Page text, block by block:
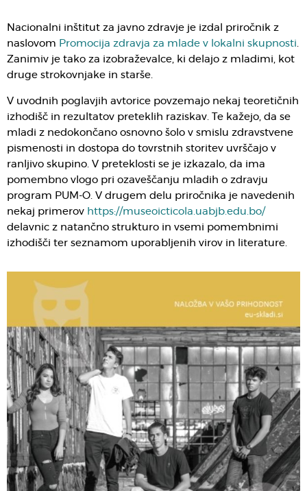
Nacionalni inštitut za javno zdravje je izdal priročnik z
naslovom Promocija zdravja za mlade v lokalni skupnosti.
Zanimiv je tako za izobraževalce, ki delajo z mladimi, kot
druge strokovnjake in starše.
V uvodnih poglavjih avtorice povzemajo nekaj teoretičnih
izhodišč in rezultatov preteklih raziskav. Te kažejo, da se
mladi z nedokončano osnovno šolo v smislu zdravstvene
pismenosti in dostopa do tovrstnih storitev uvrščajo v
ranljivo skupino. V preteklosti se je izkazalo, da ima
pomembno vlogo pri ozaveščanju mladih o zdravju
program PUM-O. V drugem delu priročnika je navedenih
nekaj primerov https://museoicticola.uabjb.edu.bo/
delavnic z natančno strukturo in vsemi pomembnimi
izhodišči ter seznamom uporabljenih virov in literature.